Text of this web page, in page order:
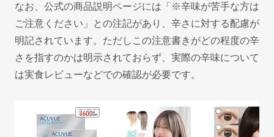
なお、公式の商品説明ページには「※辛味が苦手な方は
ご注意ください」との注記があり、辛さに対する配慮が
明記されています。ただしこの注意書きがどの程度の辛
さを指すのかは明示されておらず、実際の辛味について
は実食レビューなどでの確認が必要です。